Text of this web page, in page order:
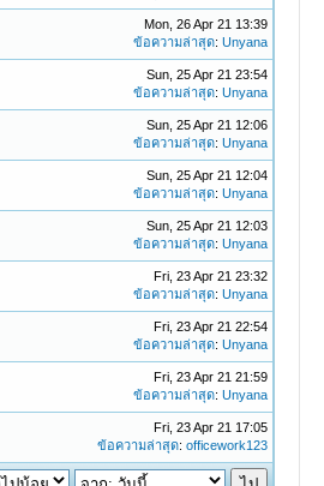
Mon, 26 Apr 21 13:39
ข้อความล่าสุด: Unyana
Sun, 25 Apr 21 23:54
ข้อความล่าสุด: Unyana
Sun, 25 Apr 21 12:06
ข้อความล่าสุด: Unyana
Sun, 25 Apr 21 12:04
ข้อความล่าสุด: Unyana
Sun, 25 Apr 21 12:03
ข้อความล่าสุด: Unyana
Fri, 23 Apr 21 23:32
ข้อความล่าสุด: Unyana
Fri, 23 Apr 21 22:54
ข้อความล่าสุด: Unyana
Fri, 23 Apr 21 21:59
ข้อความล่าสุด: Unyana
Fri, 23 Apr 21 17:05
ข้อความล่าสุด: officework123